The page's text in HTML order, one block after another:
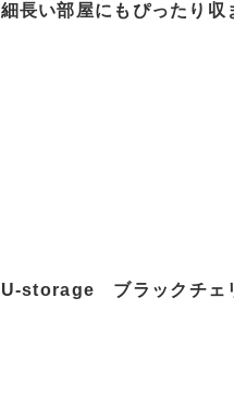
細長い部屋にもぴったり収
U-storage ブラックチ